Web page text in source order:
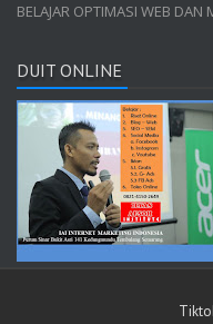
BELAJAR OPTIMASI WEB
DUIT ONLINE